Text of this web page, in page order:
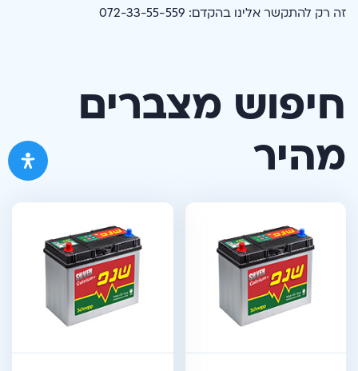
זה רק להתקשר אלינו בהקדם: 072-33-55-559
חיפוש מצברים
מהיר